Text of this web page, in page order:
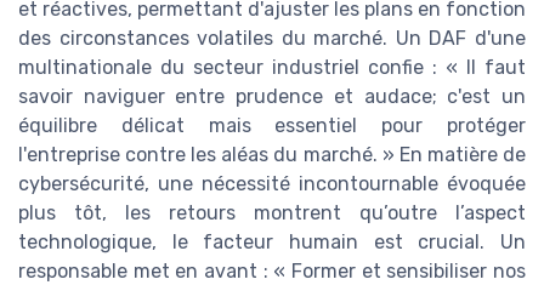
et réactives, permettant d'ajuster les plans en fonction
des circonstances volatiles du marché. Un DAF d'une
multinationale du secteur industriel confie : « Il faut
savoir naviguer entre prudence et audace; c'est un
équilibre délicat mais essentiel pour protéger
l'entreprise contre les aléas du marché. » En matière de
cybersécurité, une nécessité incontournable évoquée
plus tôt, les retours montrent qu’outre l’aspect
technologique, le facteur humain est crucial. Un
responsable met en avant : « Former et sensibiliser nos